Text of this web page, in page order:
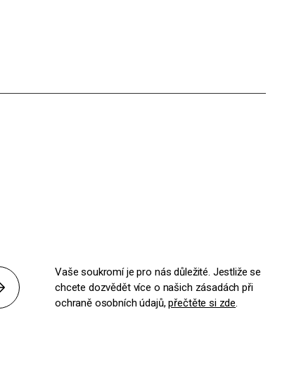
Odeslat
Vaše soukromí je pro nás důležité. Jestliže se
chcete dozvědět více o našich zásadách při
ochraně osobních údajů,přečtěte si zde.